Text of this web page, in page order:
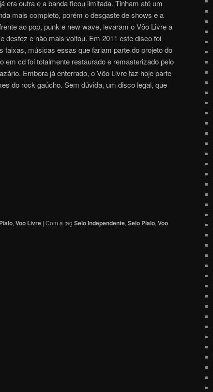
era outra e a banda ficou limitada. Tinham até um
mais completo, porém o desgaste de shows e a
ao pop, punk e new wave, levaram o Vôo Livre a
desfez e não mais voltou. Em 2011 este disco foi
faixas, músicas essas que fariam parte do projeto do
em cd foi totalmente restaurado e remasterizado pelo
Embora já enterrado, o Vôo Livre faz hoje parte
do rock gaúcho. Sem dúvida, um disco legal, que
, Voo Livre | Com a tag Selo Independente, Selo Pialo, Voo